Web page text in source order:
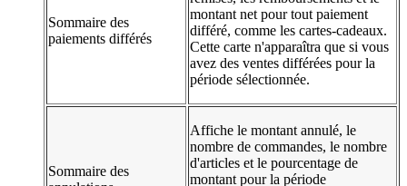
Sommaire des
paiements différés
montant net pour tout paiement
différé, comme les cartes-cadeaux.
Cette carte n'apparaîtra que si vous
avez des ventes différées pour la
période sélectionnée.
Sommaire des
Affiche le montant annulé, le
nombre de commandes, le nombre
d'articles et le pourcentage de
montant pour la période